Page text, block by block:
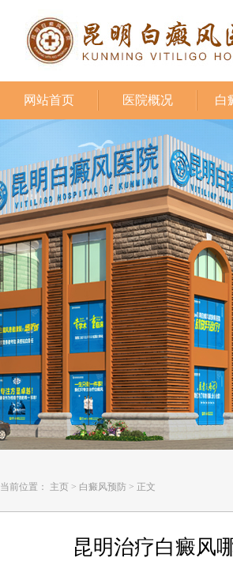
网站首页 医院概况 白
当前位置： 主页 > 白癜风预防 > 正文
昆明治疗白癜风